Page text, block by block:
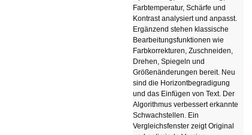
Farbtemperatur, Schärfe und
Kontrast analysiert und anpasst.
Ergänzend stehen klassische
Bearbeitungsfunktionen wie
Farbkorrekturen, Zuschneiden,
Drehen, Spiegeln und
Größenänderungen bereit. Neu
sind die Horizontbegradigung
und das Einfügen von Text. Der
Algorithmus verbessert erkannte
Schwachstellen. Ein
Vergleichsfenster zeigt Original